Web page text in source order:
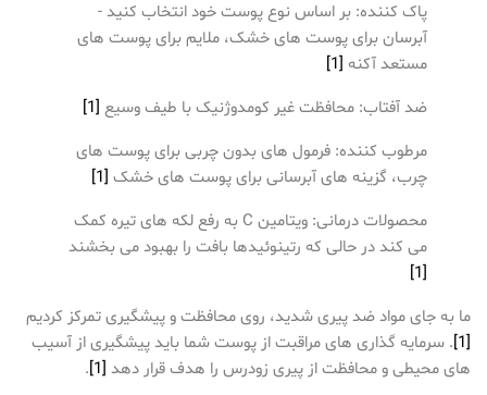
پاک کننده: بر اساس نوع پوست خود انتخاب کنید -
آبرسان برای پوست های خشک، ملایم برای پوست های
مستعد آکنه [1]
ضد آفتاب: محافظت غیر کومدوژنیک با طیف وسیع [1]
مرطوب کننده: فرمول های بدون چربی برای پوست های
چرب، گزینه های آبرسانی برای پوست های خشک [1]
محصولات درمانی: ویتامین C به رفع لکه های تیره کمک
می کند در حالی که رتینوئیدها بافت را بهبود می بخشند
[1]
ما به جای مواد ضد پیری شدید، روی محافظت و پیشگیری تمرکز کردیم
[1]
. سرمایه گذاری های مراقبت از پوست شما باید پیشگیری از آسیب
های محیطی و محافظت از پیری زودرس را هدف قرار دهد [1]
.